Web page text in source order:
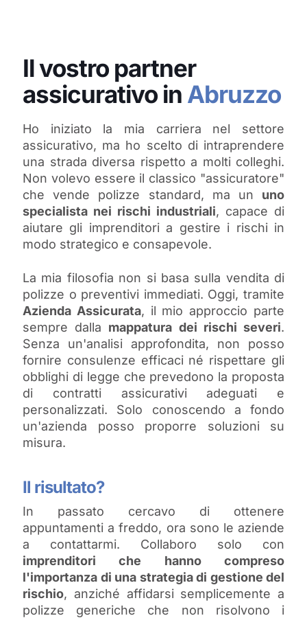
Il vostro partner
assicurativo in Abruzzo
Ho iniziato la mia carriera nel settore
assicurativo, ma ho scelto di intraprendere
una strada diversa rispetto a molti colleghi.
Non volevo essere il classico "assicuratore"
che vende polizze standard, ma un uno
specialista nei rischi industriali, capace di
aiutare gli imprenditori a gestire i rischi in
modo strategico e consapevole.
La mia filosofia non si basa sulla vendita di
polizze o preventivi immediati. Oggi, tramite
Azienda Assicurata, il mio approccio parte
sempre dalla mappatura dei rischi severi.
Senza un'analisi approfondita, non posso
fornire consulenze efficaci né rispettare gli
obblighi di legge che prevedono la proposta
di contratti assicurativi adeguati e
personalizzati. Solo conoscendo a fondo
un'azienda posso proporre soluzioni su
misura.
Il risultato?
In passato cercavo di ottenere
appuntamenti a freddo, ora sono le aziende
a contattarmi. Collaboro solo con
imprenditori che hanno compreso
l'importanza di una strategia di gestione del
rischio, anziché affidarsi semplicemente a
polizze generiche che non risolvono i